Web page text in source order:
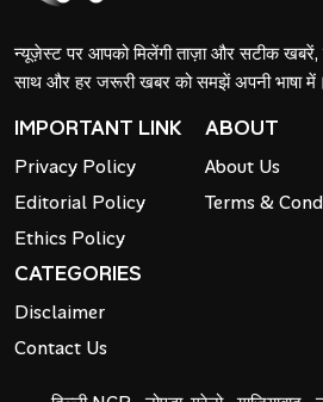
न्यूज़ेस्ट पर आपको मिलेंगी ताज़ा और सटीक खबरें,
साथ और हर जरूरी खबर को समझें अपनी भाषा में।
IMPORTANT LINK
Privacy Policy
Editorial Policy
Ethics Policy
ABOUT
About Us
Terms &
CATEGORIES
Disclaimer
Contact Us